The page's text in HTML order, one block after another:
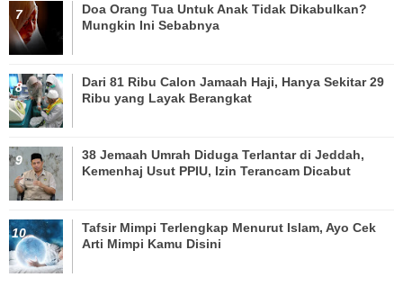
Doa Orang Tua Untuk Anak Tidak Dikabulkan?
Mungkin Ini Sebabnya
Dari 81 Ribu Calon Jamaah Haji, Hanya Sekitar 29
Ribu yang Layak Berangkat
38 Jemaah Umrah Diduga Terlantar di Jeddah,
Kemenhaj Usut PPIU, Izin Terancam Dicabut
Tafsir Mimpi Terlengkap Menurut Islam, Ayo Cek
Arti Mimpi Kamu Disini